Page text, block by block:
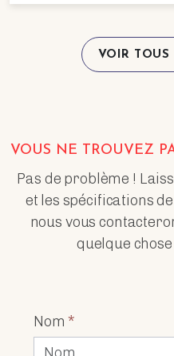
VOIR TOUS
VOUS NE TROUVEZ
Pas de problème !
et les spécifications
nous vous
quelque
Nom*